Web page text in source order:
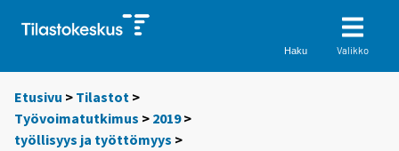
Haku Valikko
Etusivu > Tilastot >
Työvoimatutkimus > 2019>
työllisyys ja työttömyys >